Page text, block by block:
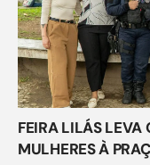
FEIRA LILÁS LEVA
MULHERES À